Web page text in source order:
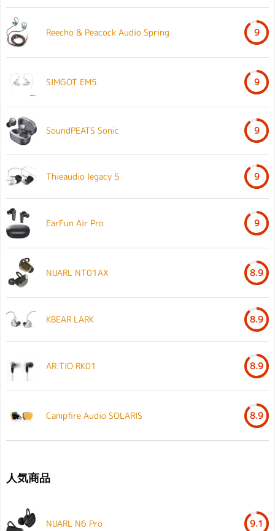
Reecho & Peacock Audio Spring 9
SIMGOT EM5 9
SoundPEATS Sonic 9
Thieaudio legacy 5 9
EarFun Air Pro 9
NUARL NT01AX 8.9
KBEAR LARK 8.9
AR:TIO RK01 8.9
Campfire Audio SOLARIS 8.9
人気商品
NUARL N6 Pro 9.1